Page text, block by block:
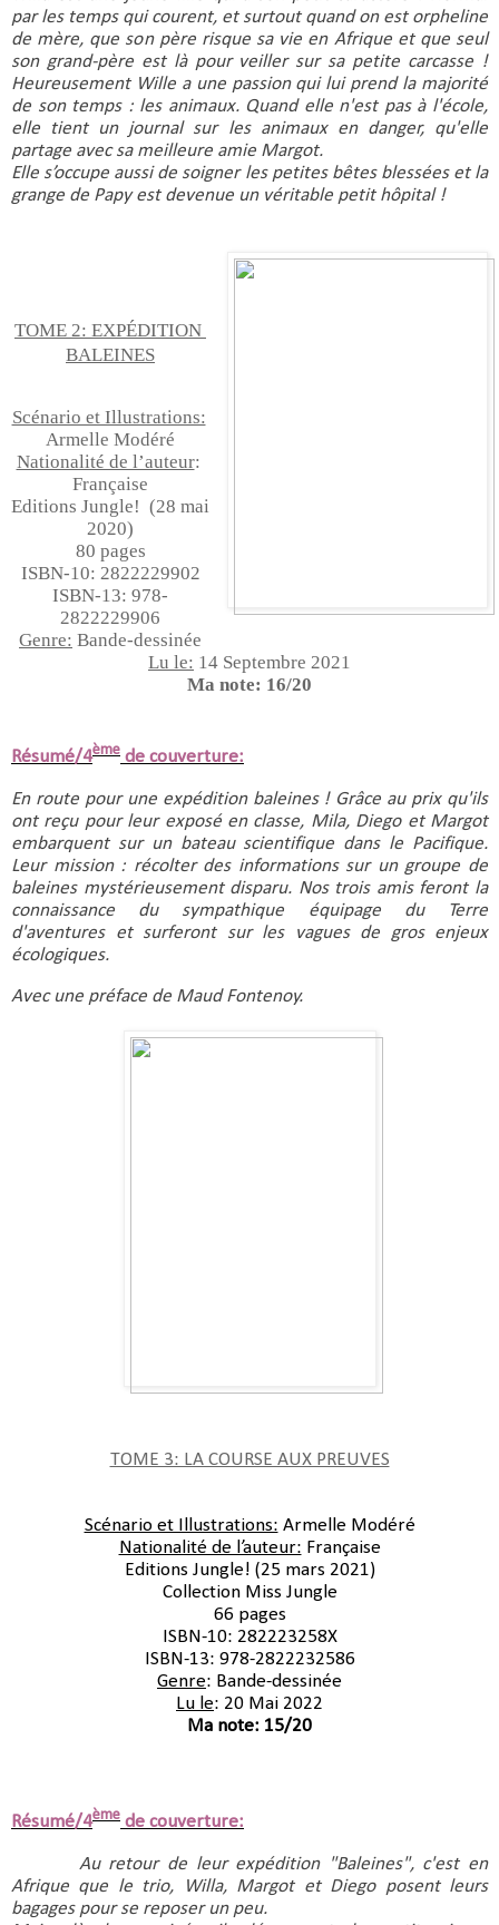
par les temps qui courent, et surtout quand on est orpheline
de mère, que son père risque sa vie en Afrique et que seul
son grand-père est là pour veiller sur sa petite carcasse !
Heureusement Wille a une passion qui lui prend la majorité
de son temps : les animaux. Quand elle n'est pas à l'école,
elle tient un journal sur les animaux en danger, qu'elle
partage avec sa meilleure amie Margot.
Elle s’occupe aussi de soigner les petites bêtes blessées et la
grange de Papy est devenue un véritable petit hôpital !
TOME 2: EXPÉDITION
BALEINES
Scénario et Illustrations:
Armelle Modéré
Nationalité de l’auteur:
Française
Editions Jungle!  (28 mai
2020)
80 pages
ISBN-10:‎ 2822229902
ISBN-13: 978-
2822229906
Genre: Bande-dessinée
Lu le: 14 Septembre 2021
Ma note: 16/20
Résumé/4ème de couverture:
En route pour une expédition baleines ! Grâce au prix qu'ils
ont reçu pour leur exposé en classe, Mila, Diego et Margot
embarquent sur un bateau scientifique dans le Pacifique.
Leur mission : récolter des informations sur un groupe de
baleines mystérieusement disparu. Nos trois amis feront la
connaissance du sympathique équipage du Terre
d'aventures et surferont sur les vagues de gros enjeux
écologiques.
Avec une préface de Maud Fontenoy.
TOME 3: LA COURSE AUX PREUVES
Scénario et Illustrations: Armelle Modéré
Nationalité de l’auteur: Française
Editions Jungle! (25 mars 2021)
Collection Miss Jungle
66 pages
ISBN-10:‎ 282223258X
ISBN-13:‎ 978-2822232586
Genre: Bande-dessinée
Lu le: 20 Mai 2022
Ma note: 15/20
Résumé/4ème de couverture:
Au retour de leur expédition "Baleines", c'est en
Afrique que le trio, Willa, Margot et Diego posent leurs
bagages pour se reposer un peu.